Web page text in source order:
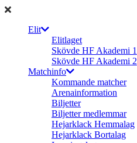
Elit
Elitlaget
Skövde HF Akademi 1
Skövde HF Akademi 2
Matchinfo
Kommande matcher
Arenainformation
Biljetter
Biljetter medlemmar
Hejarklack Hemmalag
Hejarklack Bortalag